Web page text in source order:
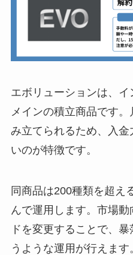
エボリューションは、
メインの積立商品です
み立てられるため、入
いのが特徴です。
同商品は200種類を超え
んで運用します。市場
ドを変更することで、
うような運用が行えます